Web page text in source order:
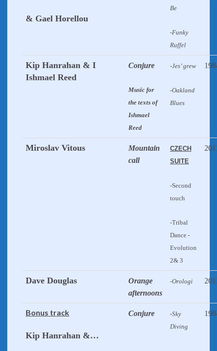
& Gael Horellou
Be
-Funky
Ruffel
Kip Hanrahan & I
Ishmael Reed
Conjure
Music for
the texts of
Ishmael
Reed
-Jes’ grew
-Oakland
Blues
Miroslav Vitous
Mountain
call
CZECH
SUITE
-Second
touch
-Tribal
Dance -
Evolution
2& 3
Dave Douglas
Orange
afternoons
-Orologi
Bonus track
Kip Hanrahan &…
Conjure
-Sky
Diving